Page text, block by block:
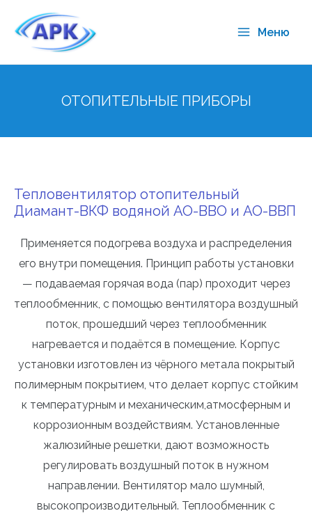
Меню
ОТОПИТЕЛЬНЫЕ ПРИБОРЫ
Тепловентилятор отопительный
Диамант-ВКФ водяной АО-ВВО и АО-ВВП
Применяется подогрева воздуха и распределения
его внутри помещения. Принцип работы установки
— подаваемая горячая вода (пар) проходит через
теплообменник, с помощью вентилятора воздушный
поток, прошедший через теплообменник
нагревается и подаётся в помещение. Корпус
установки изготовлен из чёрного метала покрытый
полимерным покрытием, что делает корпус стойким
к температурным и механическим,атмосферным и
коррозионным воздействиям. Установленные
жалюзийные решетки, дают возможность
регулировать воздушный поток в нужном
направлении. Вентилятор мало шумный,
высокопроизводительный. Теплообменник с